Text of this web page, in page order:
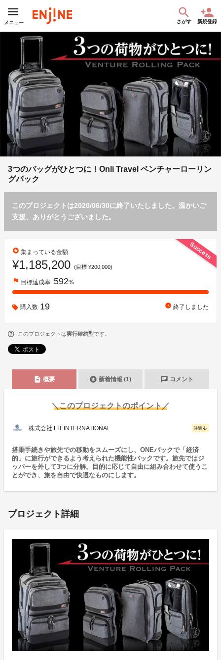
メニュー さがす 新規登録
3つのバッグがひとつに！Onli Travel ベンチャーローリン
グパック
このプロジェクトは2020/06/30に終了いたしました。温かいご
支援、ありがとうございました。
Success
stars 集まっている金額
¥1,185,200 (目標 ¥200,000)
flag 目標達成率 592%
購入数 19 watch_later 終了しました
このプロジェクトは実行確約型です。
description 概要 stars 新着情報 (1) chat コメント
＼このプロジェクトのポイント／
株式会社 LIT INTERNATIONAL 詳細 arrow_downward
搭乗手続きや旅先での移動をスムーズにし、ONEバックで「経済
的」に旅行ができるよう考えられた機能性バックです。旅先ではジ
ッパーを外して3つに分解。目的に応じて自由に組み合わせて使うこ
とができ、旅を自由で快適なものにします。
プロジェクト詳細